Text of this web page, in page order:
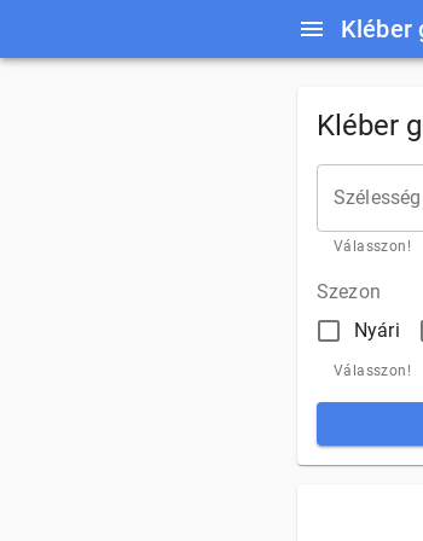
Kléber
Kléber
Válasszon!
Szezon
Nyári
Válasszon!